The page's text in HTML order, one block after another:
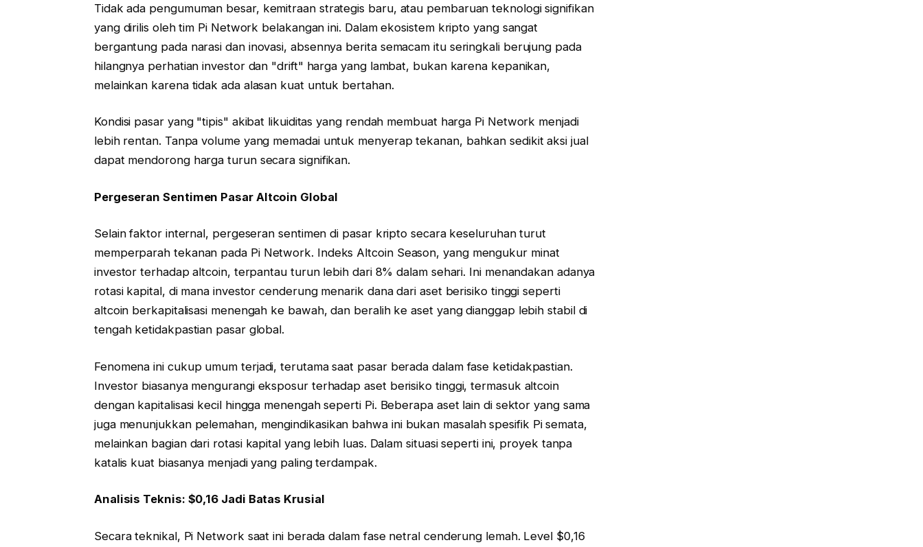
Tidak ada pengumuman besar, kemitraan strategis baru, atau pembaruan teknologi signifikan
yang dirilis oleh tim Pi Network belakangan ini. Dalam ekosistem kripto yang sangat
bergantung pada narasi dan inovasi, absennya berita semacam itu seringkali berujung pada
hilangnya perhatian investor dan "drift" harga yang lambat, bukan karena kepanikan,
melainkan karena tidak ada alasan kuat untuk bertahan.
Kondisi pasar yang "tipis" akibat likuiditas yang rendah membuat harga Pi Network menjadi
lebih rentan. Tanpa volume yang memadai untuk menyerap tekanan, bahkan sedikit aksi jual
dapat mendorong harga turun secara signifikan.
Pergeseran Sentimen Pasar Altcoin Global
Selain faktor internal, pergeseran sentimen di pasar kripto secara keseluruhan turut
memperparah tekanan pada Pi Network. Indeks Altcoin Season, yang mengukur minat
investor terhadap altcoin, terpantau turun lebih dari 8% dalam sehari. Ini menandakan adanya
rotasi kapital, di mana investor cenderung menarik dana dari aset berisiko tinggi seperti
altcoin berkapitalisasi menengah ke bawah, dan beralih ke aset yang dianggap lebih stabil di
tengah ketidakpastian pasar global.
Fenomena ini cukup umum terjadi, terutama saat pasar berada dalam fase ketidakpastian.
Investor biasanya mengurangi eksposur terhadap aset berisiko tinggi, termasuk altcoin
dengan kapitalisasi kecil hingga menengah seperti Pi. Beberapa aset lain di sektor yang sama
juga menunjukkan pelemahan, mengindikasikan bahwa ini bukan masalah spesifik Pi semata,
melainkan bagian dari rotasi kapital yang lebih luas. Dalam situasi seperti ini, proyek tanpa
katalis kuat biasanya menjadi yang paling terdampak.
Analisis Teknis: $0,16 Jadi Batas Krusial
Secara teknikal, Pi Network saat ini berada dalam fase netral cenderung lemah. Level $0,16